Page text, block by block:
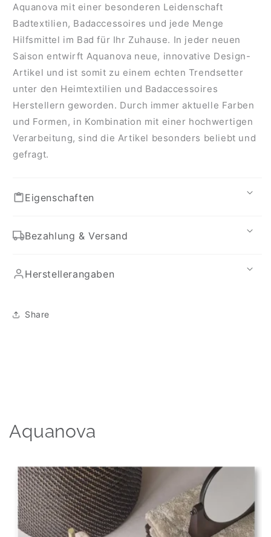
Aquanova mit einer besonderen Leidenschaft
Badtextilien, Badaccessoires und jede Menge
Hilfsmittel im Bad für Ihr Zuhause. In jeder neuen
Saison entwirft Aquanova neue, innovative Design-
Artikel und ist somit zu einem echten Trendsetter
unter den Heimtextilien und Badaccessoires
Herstellern geworden. Durch immer aktuelle Farben
und Formen, in Kombination mit einer hochwertigen
Verarbeitung, sind die Artikel besonders beliebt und
gefragt.
Eigenschaften
Bezahlung & Versand
Herstellerangaben
Share
Aquanova